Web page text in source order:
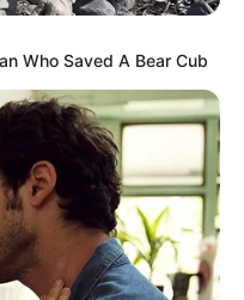
Who Saved A Bear Cub